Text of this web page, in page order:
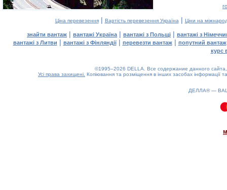
Ціна перевезення| Вартість перевезення Україна | Ціни на
знайти вантаж | вантажі Україна | вантажі з Польщі | вантажі з
вантажі з Литви | вантажі з Фінляндії| перевезти вантаж| попутний вантаж
курс
©1995–2026 DELLA. Все содержание данного
Усі права захищені. Копіювання та розміщення в інших засобах інформації
ДЕЛЛА® —